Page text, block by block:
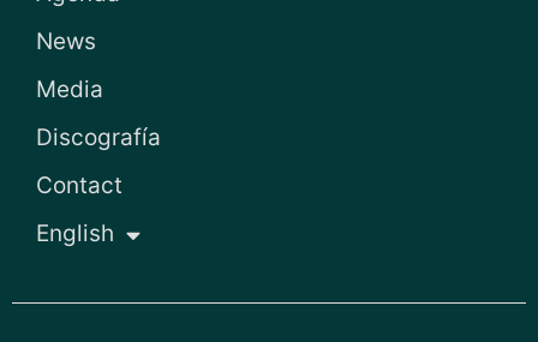
News
Media
Discografía
Contact
English